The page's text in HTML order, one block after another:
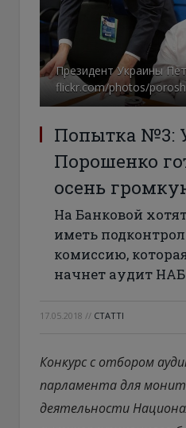
Президент Украины
flickr.com/photos/
Попытка №3:
Порошенко
осень
На Банковой
иметь
комиссию,
начнет аудит
17.05.2018 // СТАТТІ
Конкурс с отбором
парламента для
деятельности